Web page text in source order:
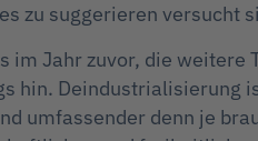
zu suggerieren versucht
Jahr zuvor, die weitere
hin. Deindustrialisierung
umfassender denn je